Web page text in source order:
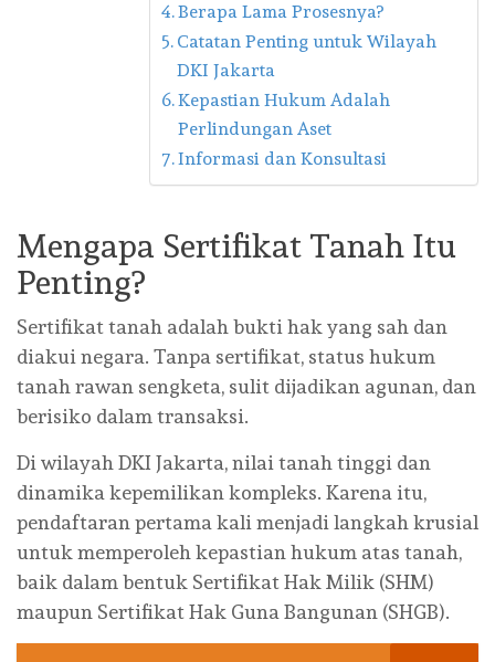
Berapa Lama Prosesnya?
Catatan Penting untuk Wilayah
DKI Jakarta
Kepastian Hukum Adalah
Perlindungan Aset
Informasi dan Konsultasi
Mengapa Sertifikat Tanah Itu
Penting?
Sertifikat tanah adalah bukti hak yang sah dan
diakui negara. Tanpa sertifikat, status hukum
tanah rawan sengketa, sulit dijadikan agunan, dan
berisiko dalam transaksi.
Di wilayah DKI Jakarta, nilai tanah tinggi dan
dinamika kepemilikan kompleks. Karena itu,
pendaftaran pertama kali menjadi langkah krusial
untuk memperoleh kepastian hukum atas tanah,
baik dalam bentuk Sertifikat Hak Milik (SHM)
maupun Sertifikat Hak Guna Bangunan (SHGB).